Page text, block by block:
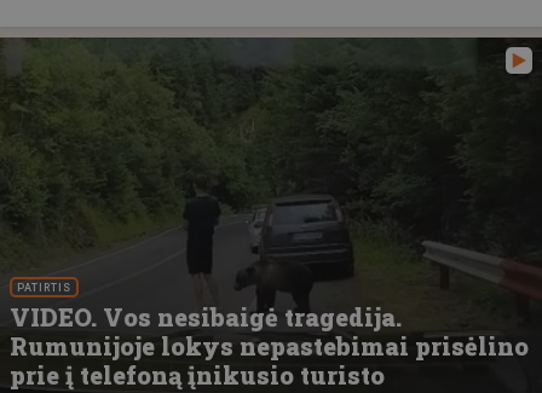
PATIRTIS
VIDEO. Vos nesibaigė tragedija.
Rumunijoje lokys nepastebimai prisėlino
prie į telefoną įnikusio turisto